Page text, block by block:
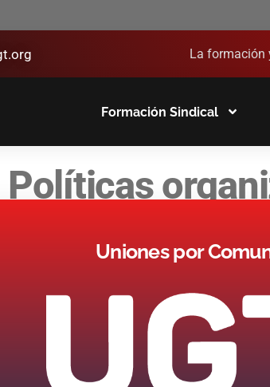
La formación
Formación Sindical
Políticas
Uniones por